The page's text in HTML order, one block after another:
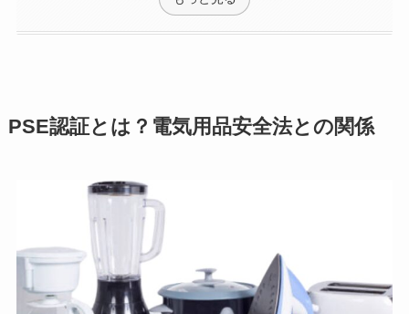
PSE認証とは？電気用品安全法との関係